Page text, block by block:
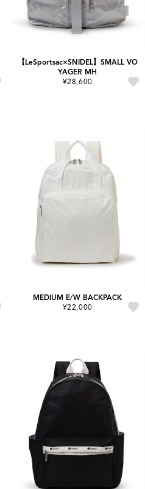
【LeSportsac×SNIDEL】SMALL VO
YAGER MH
¥28,600
MEDIUM E/W BACKPACK
¥22,000